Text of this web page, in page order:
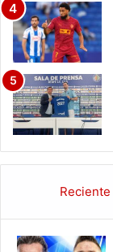
Reciente